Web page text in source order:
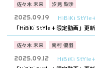
佐々木 未来 汐見 梨沙
2025.09.19 HiBiKi
「HiBiKi StYle＋限定動画」更
佐々木 未来 南村 優羽
2025.09.12 HiBiKi